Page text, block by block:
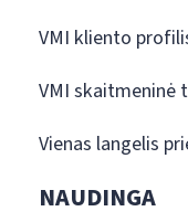
VMI kliento
VMI skaitmeninė
Vienas langelis
NAUDINGA